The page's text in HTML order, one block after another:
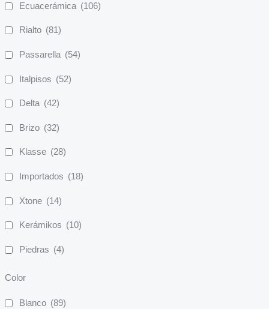
Ecuacerámica (106)
Rialto (81)
Passarella (54)
Italpisos (52)
Delta (42)
Brizo (32)
Klasse (28)
Importados (18)
Xtone (14)
Kerámikos (10)
Piedras (4)
Color
Blanco (89)